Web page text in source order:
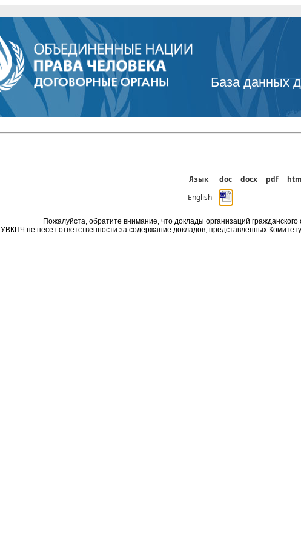
База данных
Язык doc docx pdf
English
Пожалуйста, обратите внимание, что доклады организаций
УВКПЧ не несет ответственности за содержание докладов, представленных